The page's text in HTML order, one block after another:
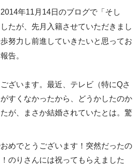
年11月14日のブログで「そし
たが、先月入籍させていただきまし
努力し前進していきたいと思ってお
告。
ざいます。最近、テレビ（特にQさ
すくなかったから、どうかしたのか
が、まさか結婚されていたとは。驚
おめでとうございます！突然だったの
のりさんには祝ってもらえました